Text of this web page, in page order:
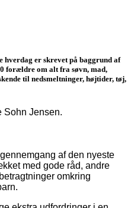
hverdag er skrevet på baggrund af
forældre om alt fra søvn, mad,
til nedsmeltninger, højtider, tøj,
Sohn Jensen.
af den nyeste
med gode råd, andre
omkring